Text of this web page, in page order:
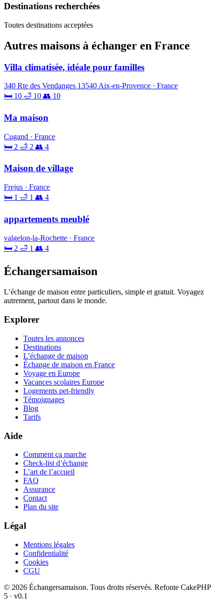
Destinations recherchées
Toutes destinations acceptées
Autres maisons à échanger en France
Villa climatisée, idéale pour familles
340 Rte des Vendanges 13540 Aix-en-Provence · France
🛏 10 🛁 10 👥 10
Ma maison
Cugand · France
🛏 2 🛁 2 👥 4
Maison de village
Frejus · France
🛏 1 🛁 1 👥 4
appartements meublé
valgelon-la-Rochette · France
🛏 2 🛁 1 👥 4
Échangersamaison
L’échange de maison entre particuliers, simple et gratuit. Voyagez
autrement, partout dans le monde.
Explorer
Toutes les annonces
Destinations
L’échange de maison
Échange de maison en France
Voyage en Europe
Vacances scolaires Europe
Logements pet-friendly
Témoignages
Blog
Tarifs
Aide
Comment ça marche
Check-list d’échange
L’art de l’accueil
FAQ
Assurance
Contact
Plan du site
Légal
Mentions légales
Confidentialité
Cookies
CGU
© 2026 Échangersamaison. Tous droits réservés. Refonte CakePHP
5 · v0.1